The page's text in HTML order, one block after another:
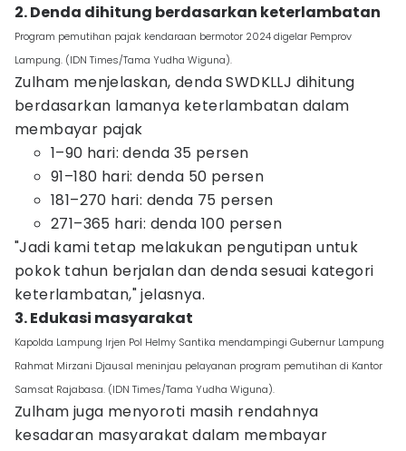
2. Denda dihitung berdasarkan keterlambatan
Program pemutihan pajak kendaraan bermotor 2024 digelar Pemprov
Lampung. (IDN Times/Tama Yudha Wiguna).
Zulham menjelaskan, denda SWDKLLJ dihitung
berdasarkan lamanya keterlambatan dalam
membayar pajak
1–90 hari: denda 35 persen
91–180 hari: denda 50 persen
181–270 hari: denda 75 persen
271–365 hari: denda 100 persen
"Jadi kami tetap melakukan pengutipan untuk
pokok tahun berjalan dan denda sesuai kategori
keterlambatan," jelasnya.
3. Edukasi masyarakat
Kapolda Lampung Irjen Pol Helmy Santika mendampingi Gubernur Lampung
Rahmat Mirzani Djausal meninjau pelayanan program pemutihan di Kantor
Samsat Rajabasa. (IDN Times/Tama Yudha Wiguna).
Zulham juga menyoroti masih rendahnya
kesadaran masyarakat dalam membayar